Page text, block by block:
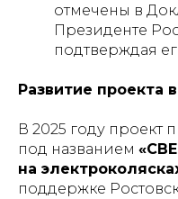
отмечены в
Президенте
подтверждая
Развитие проекта
В 2025 году проект
под названием
на
поддержке